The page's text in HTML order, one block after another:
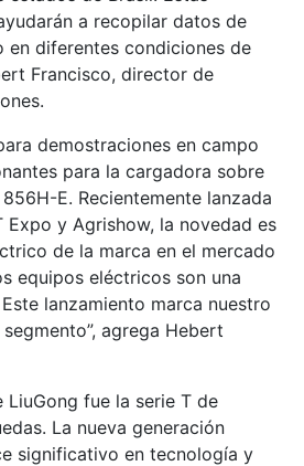
a recopilar datos de
en diferentes condiciones de
Francisco, director de
demostraciones en campo
para la cargadora sobre
E. Recientemente lanzada
Expo y Agrishow, la novedad es
de la marca en el mercado
equipos eléctricos son una
lanzamiento marca nuestro
agrega Hebert
fue la serie T de
La nueva generación
significativo en tecnología y